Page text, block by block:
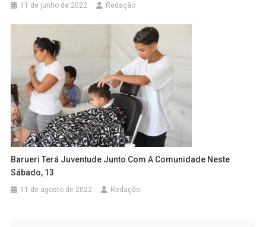
11 de junho de 2022 Redação
Barueri Terá Juventude Junto Com A Comunidade Neste
Sábado, 13
11 de agosto de 2022 Redação